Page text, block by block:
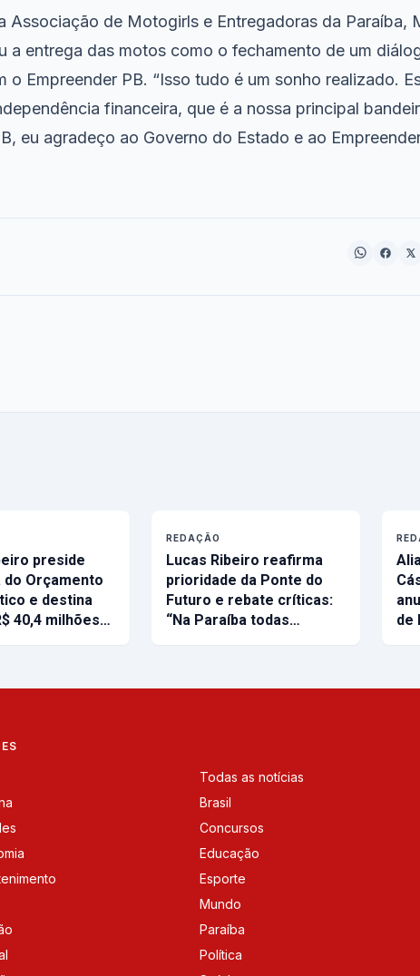
Associação de Motogirls e Entregadoras da Paraíba,
a entrega das motos como o fechamento de um
o Empreender PB. “Isso tudo é um sonho realizado.
financeira, que é a nossa principal
eu agradeço ao Governo do Estado e ao
preside
do Orçamento
e destina
40,4 milhões…
REDAÇÃO
Lucas Ribeiro reafirma
prioridade da Ponte do
Futuro e rebate críticas:
“Na Paraíba todas…
de
Todas as notícias
Brasil
Concursos
Educação
Esporte
Mundo
Paraíba
Política